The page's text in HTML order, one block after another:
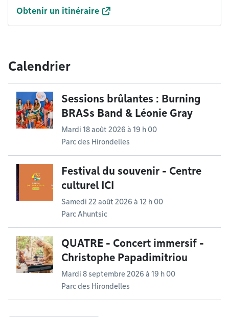
Obtenir un itinéraire
Calendrier
Sessions brûlantes : Burning
BRASs Band & Léonie Gray
Mardi 18 août 2026 à 19 h 00
Parc des Hirondelles
Festival du souvenir - Centre
culturel ICI
Samedi 22 août 2026 à 12 h 00
Parc Ahuntsic
QUATRE - Concert immersif -
Christophe Papadimitriou
Mardi 8 septembre 2026 à 19 h 00
Parc des Hirondelles